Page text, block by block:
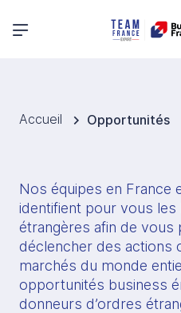
Menu principal
Accueil Opportunités
Nos équipes en France
identifient pour vous les
étrangères afin de vous
déclencher des actions
marchés du monde
opportunités business
donneurs d’ordres